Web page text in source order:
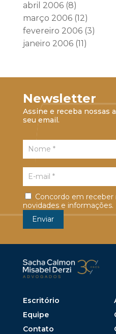
abril 2006(8)
março 2006(12)
fevereiro 2006(3)
janeiro 2006(11)
Newsletter
Assine e receba nossas
seu email.
Concordo em
novidades e informações.
Escritório
Equipe
Contato